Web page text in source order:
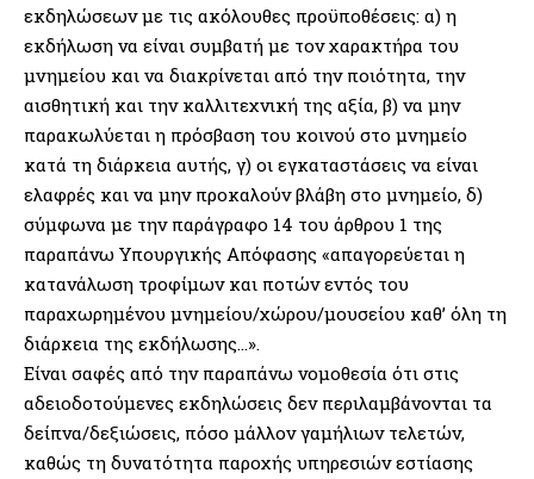
εκδηλώσεων με τις ακόλουθες προϋποθέσεις: α) η
εκδήλωση να είναι συμβατή με τον χαρακτήρα του
μνημείου και να διακρίνεται από την ποιότητα, την
αισθητική και την καλλιτεχνική της αξία, β) να μην
παρακωλύεται η πρόσβαση του κοινού στο μνημείο
κατά τη διάρκεια αυτής, γ) οι εγκαταστάσεις να είναι
ελαφρές και να μην προκαλούν βλάβη στο μνημείο, δ)
σύμφωνα με την παράγραφο 14 του άρθρου 1 της
παραπάνω Υπουργικής Απόφασης «απαγορεύεται η
κατανάλωση τροφίμων και ποτών εντός του
παραχωρημένου μνημείου/χώρου/μουσείου καθ’ όλη τη
διάρκεια της εκδήλωσης…».
Είναι σαφές από την παραπάνω νομοθεσία ότι στις
αδειοδοτούμενες εκδηλώσεις δεν περιλαμβάνονται τα
δείπνα/δεξιώσεις, πόσο μάλλον γαμήλιων τελετών,
καθώς τη δυνατότητα παροχής υπηρεσιών εστίασης